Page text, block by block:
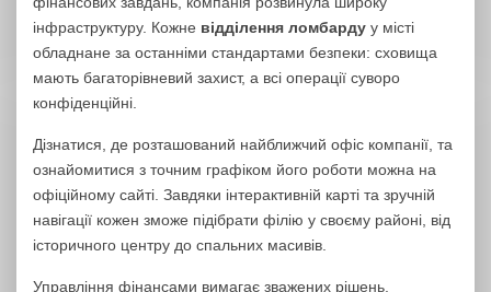
інфраструктуру. Кожне відділення ломбарду у місті
обладнане за останніми стандартами безпеки: сховища
мають багаторівневий захист, а всі операції суворо
конфіденційні.
Дізнатися, де розташований найближчий офіс компанії, та
ознайомитися з точним графіком його роботи можна на
офіційному сайті. Завдяки інтерактивній карті та зручній
навігації кожен зможе підібрати філію у своєму районі, від
історичного центру до спальних масивів.
Управління фінансами вимагає зважених рішень.